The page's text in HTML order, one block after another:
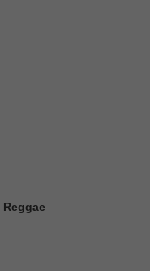
Reggae